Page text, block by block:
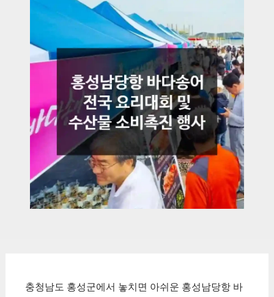
충청남도 홍성군에서 놓치면 아쉬운 홍성남당항 바